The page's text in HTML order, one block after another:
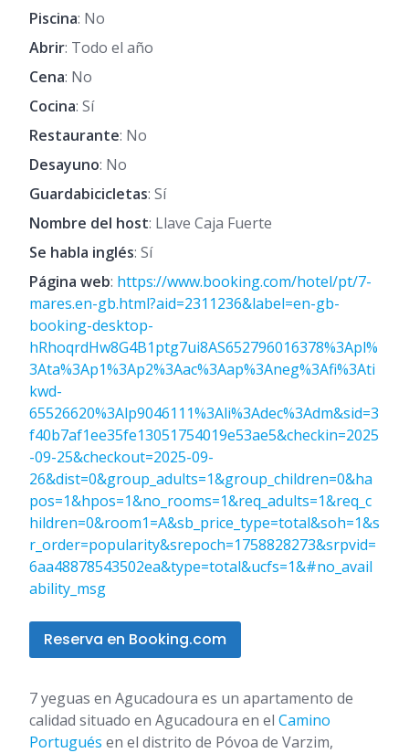
Piscina: No
Abrir: Todo el año
Cena: No
Cocina: Sí
Restaurante: No
Desayuno: No
Guardabicicletas: Sí
Nombre del host: Llave Caja Fuerte
Se habla inglés: Sí
Página web: https://www.booking.com/hotel/pt/7-
mares.en-gb.html?aid=2311236&label=en-gb-
booking-desktop-
hRhoqrdHw8G4B1ptg7ui8AS652796016378%3Apl%
3Ata%3Ap1%3Ap2%3Aac%3Aap%3Aneg%3Afi%3Ati
kwd-
65526620%3Alp9046111%3Ali%3Adec%3Adm&sid=3
f40b7af1ee35fe13051754019e53ae5&checkin=2025
-09-25&checkout=2025-09-
26&dist=0&group_adults=1&group_children=0&ha
pos=1&hpos=1&no_rooms=1&req_adults=1&req_c
hildren=0&room1=A&sb_price_type=total&soh=1&s
r_order=popularity&srepoch=1758828273&srpvid=
6aa48878543502ea&type=total&ucfs=1&#no_avail
ability_msg
Reserva en Booking.com
7 yeguas en Agucadoura es un apartamento de
calidad situado en Agucadoura en el Camino
Portugués en el distrito de Póvoa de Varzim,